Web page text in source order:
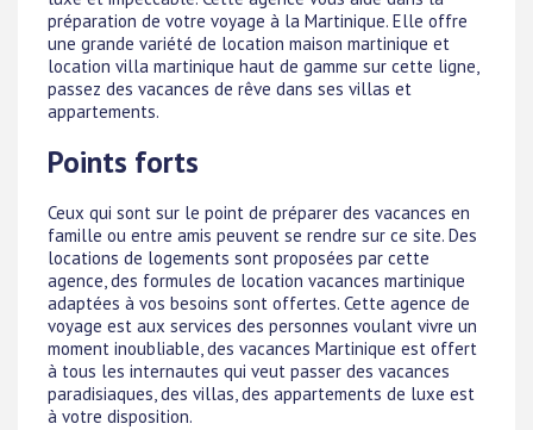
préparation de votre voyage à la Martinique. Elle offre
une grande variété de location maison martinique et
location villa martinique haut de gamme sur cette ligne,
passez des vacances de rêve dans ses villas et
appartements.
Points forts
Ceux qui sont sur le point de préparer des vacances en
famille ou entre amis peuvent se rendre sur ce site. Des
locations de logements sont proposées par cette
agence, des formules de location vacances martinique
adaptées à vos besoins sont offertes. Cette agence de
voyage est aux services des personnes voulant vivre un
moment inoubliable, des vacances Martinique est offert
à tous les internautes qui veut passer des vacances
paradisiaques, des villas, des appartements de luxe est
à votre disposition.